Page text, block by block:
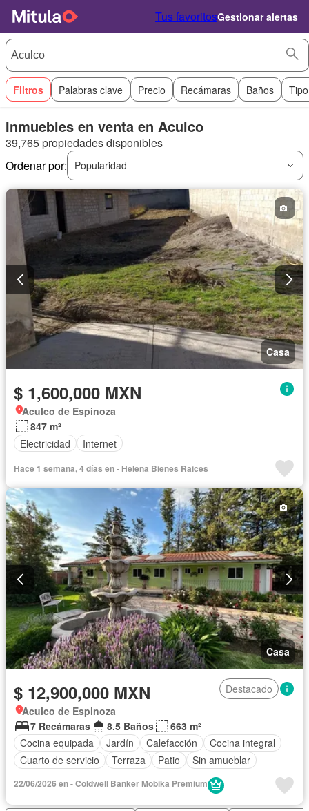
Tus favoritosGestionar alertas
Filtros Palabras clave Precio Recámaras Baños
Inmuebles en venta en Aculco
39,765 propiedades disponibles
Ordenar por:
Popularidad
Casa
$ 1,600,000 MXN
Aculco de Espinoza
847 m²
Electricidad
Internet
Hace 1 semana, 4 días en - Helena Bienes Raices
Casa
$ 12,900,000 MXN
Destacado
Aculco de Espinoza
7 Recámaras
8.5 Baños
663 m²
Cocina equipada
Jardín Calefacción
Cocina integral
Cuarto de servicio
Terraza Patio Sin amueblar
22/06/2026 en - Coldwell Banker Mobika Premium